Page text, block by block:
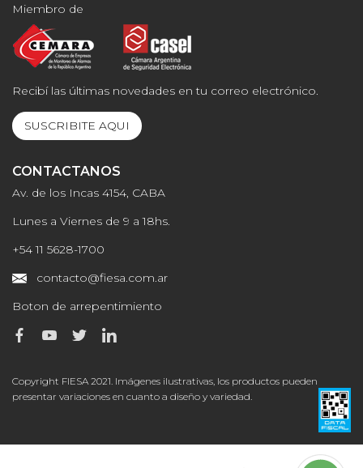
Miembro de
Recibí las últimas novedades en tu correo electrónico.
SUSCRIBITE AQUI
CONTACTANOS
Av. de los Incas 4154, CABA
Lunes a Viernes de 9 a 18hs.
+54 11 5628-1700
contacto@fiesa.com.ar
Boton de arrepentimiento
Copyright FIESA 2021. Imágenes ilustrativas, los productos pueden
presentar variaciones en cuanto a diseño y variedad.